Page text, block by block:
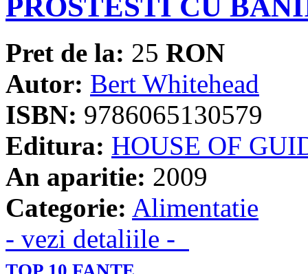
PROSTESTI CU
Pret de la: 25 RON
Autor: Bert Whitehead
ISBN: 9786065130579
Editura: HOUSE OF
An aparitie: 2009
Categorie: Alimentatie
- vezi detaliile -